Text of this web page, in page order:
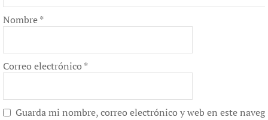
Nombre*
Correo electrónico *
Guarda mi nombre, correo electrónico y web en este